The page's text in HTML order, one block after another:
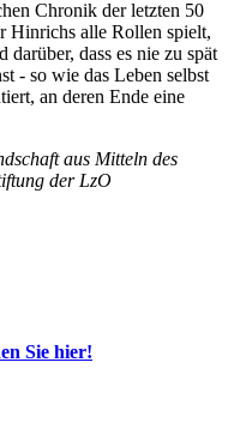
Chronik der letzten 50
Hinrichs alle Rollen spielt,
dass es nie zu spät
- so wie das Leben selbst
an deren Ende eine
aus Mitteln des
der LzO
Sie hier!